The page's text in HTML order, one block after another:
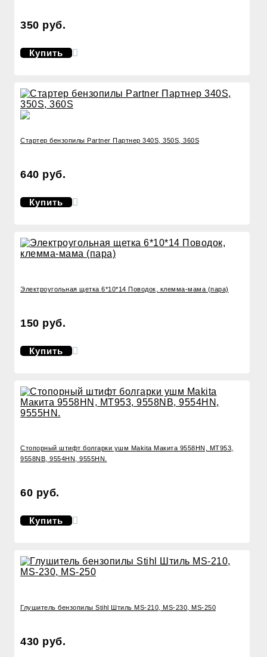
350 руб.
Купить
Стартер бензопилы Partner Партнер 340S, 350S, 360S
640 руб.
Купить
Электроугольная щетка 6*10*14 Поводок, клемма-мама (пара)
150 руб.
Купить
Стопорный штифт болгарки ушм Makita Макита 9558HN, MT953,
9558NB, 9554HN, 9555HN.
60 руб.
Купить
Глушитель бензопилы Stihl Штиль MS-210, MS-230, MS-250
430 руб.